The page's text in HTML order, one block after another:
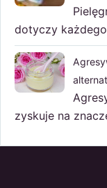
dotyczy
zyskuje na